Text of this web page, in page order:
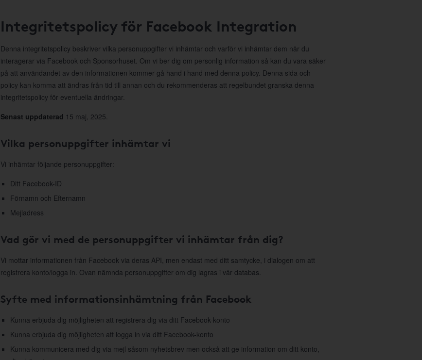
Integritetspolicy för Facebook Integration
Denna integritetspolicy beskriver vilka personuppgifter vi inhämtar och varför vi inhämtar dem när du
interagerar via Facebook och Sponsorhuset. Om vi ber dig om personlig information så kan du vara säker
på att användandet av den informationen kommer gå hand i hand med denna policy. Denna sida och
policy kan komma att ändras från tid till annan och du rekommenderas att regelbundet granska denna
integritetspolicy för eventuella ändringar.
Senast uppdaterad 15 maj, 2025.
Vilka personuppgifter inhämtar vi
Vi inhämtar följande personuppgifter:
Ditt Facebook-ID
Förnamn och Efternamn
Mejladress
Vad gör vi med de personuppgifter vi inhämtar från dig?
Vi mottar informationen från Facebook via deras API, men endast med ditt samtycke, i dialogen om att
registrera konto/logga in. Ovan nämnda personuppgifter om dig lagras i vår databas.
Syfte med informationsinhämtning från Facebook
Kunna erbjuda dig möjligheten att registrera dig via ditt Facebook-konto
Kunna erbjuda dig möjligheten att logga in via ditt Facebook-konto
Kunna kommunicera med dig via mejl såsom nyhetsbrev men också att ge information om ditt konto,